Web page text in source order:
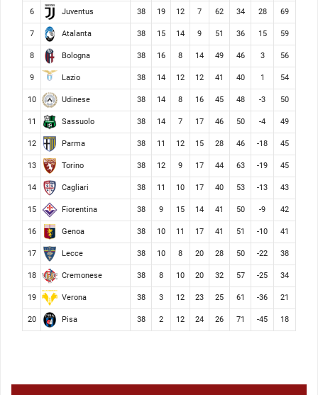
6 Juventus 38 19 12 7 62 34 28 69
7 Atalanta 38 15 14 9 51 36 15 59
8 Bologna 38 16 8 14 49 46 3 56
9 Lazio 38 14 12 12 41 40 1 54
10 Udinese 38 14 8 16 45 48 -3 50
11 Sassuolo 38 14 7 17 46 50 -4 49
12 Parma 38 11 12 15 28 46 -18 45
13 Torino 38 12 9 17 44 63 -19 45
14 Cagliari 38 11 10 17 40 53 -13 43
15 Fiorentina 38 9 15 14 41 50 -9 42
16 Genoa 38 10 11 17 41 51 -10 41
17 Lecce 38 10 8 20 28 50 -22 38
18 Cremonese 38 8 10 20 32 57 -25 34
19 Verona 38 3 12 23 25 61 -36 21
20 Pisa 38 2 12 24 26 71 -45 18